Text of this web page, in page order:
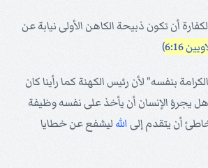
أن تكون ذبيحة الكاهن الأولى نيابة عن
6:16
)
بنفسه" لأن رئيس الكهنة كما رأينا كان
يجرؤ الإنسان أن يأخذ على نفسه وظيفة
أن يتقدم إلى الله ليشفع عن خطايا